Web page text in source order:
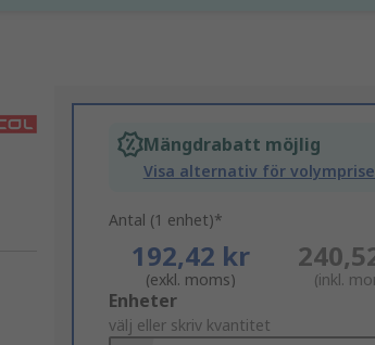
Mängdrabatt möjlig
Visa alternativ för
Antal (1 enhet)*
192,42 kr
(exkl. moms) (inkl.
Add
to
Enheter
välj eller skriv kvantitet